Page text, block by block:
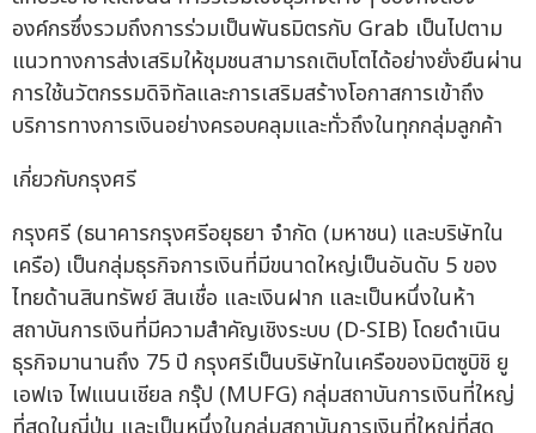
องค์กรซึ่งรวมถึงการร่วมเป็นพันธมิตรกับ Grab เป็นไปตาม
แนวทางการส่งเสริมให้ชุมชนสามารถเติบโตได้อย่างยั่งยืนผ่าน
การใช้นวัตกรรมดิจิทัลและการเสริมสร้างโอกาสการเข้าถึง
บริการทางการเงินอย่างครอบคลุมและทั่วถึงในทุกกลุ่มลูกค้า
เกี่ยวกับกรุงศรี
กรุงศรี (ธนาคารกรุงศรีอยุธยา จำกัด (มหาชน) และบริษัทใน
เครือ) เป็นกลุ่มธุรกิจการเงินที่มีขนาดใหญ่เป็นอันดับ 5 ของ
ไทยด้านสินทรัพย์ สินเชื่อ และเงินฝาก และเป็นหนึ่งในห้า
สถาบันการเงินที่มีความสำคัญเชิงระบบ (D-SIB) โดยดำเนิน
ธุรกิจมานานถึง 75 ปี กรุงศรีเป็นบริษัทในเครือของมิตซูบิชิ ยู
เอฟเจ ไฟแนนเชียล กรุ๊ป (MUFG) กลุ่มสถาบันการเงินที่ใหญ่